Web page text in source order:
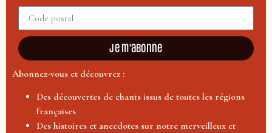
Je m'abonne
Abonnez-vous et découvrez :
Des découvertes de chants issus de toutes les régions
françaises
Des histoires et anecdotes sur notre merveilleux et